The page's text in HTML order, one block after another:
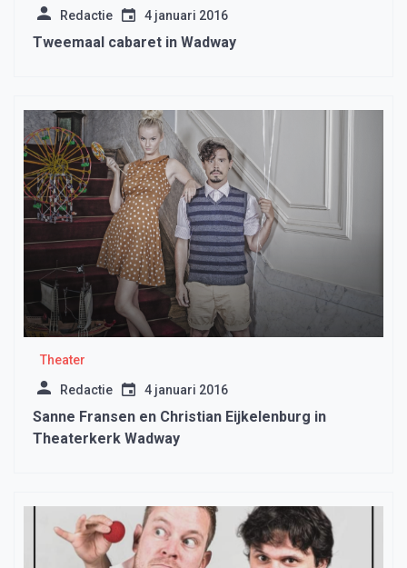
Redactie 4 januari 2016
Tweemaal cabaret in Wadway
Theater
Redactie 4 januari 2016
Sanne Fransen en Christian Eijkelenburg in
Theaterkerk Wadway